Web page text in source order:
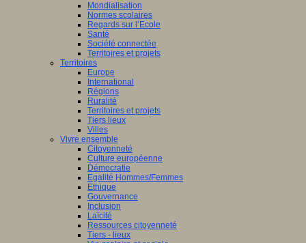
Mondialisation
Normes scolaires
Regards sur l’Ecole
Santé
Société connectée
Territoires et projets
Territoires
Europe
International
Régions
Ruralité
Territoires et projets
Tiers lieux
Villes
Vivre ensemble
Citoyenneté
Culture européenne
Démocratie
Egalité Hommes/Femmes
Ethique
Gouvernance
Inclusion
Laïcité
Ressources citoyenneté
Tiers - lieux